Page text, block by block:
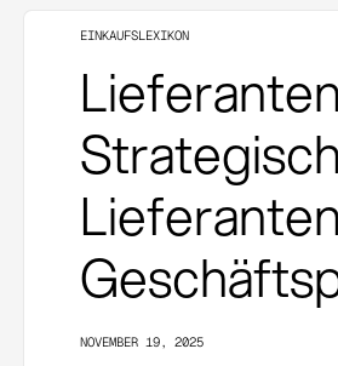
EINKAUFSLEXIKON
NOVEMBER 19, 2025